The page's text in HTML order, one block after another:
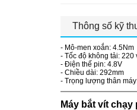
Thông số kỹ
- Mô-men xoắn: 4.5Nm
- Tốc độ không tải: 220
- Điện thế pin: 4.8V
- Chiều dài: 292mm
- Trọng lượng thân
Máy bắt vít